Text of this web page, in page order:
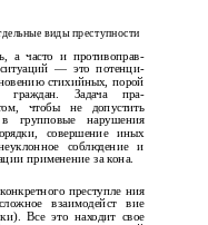
виды преступности
а часто и противоправ­
ситуаций — это потенци­
стихийных, порой
граждан. Задача пра­
чтобы не допустить
в групповые нарушения
совершение иных
соблюдение и
применение за­ кона.
преступле­ ния
взаимодейст­ вие
Все это находит свое